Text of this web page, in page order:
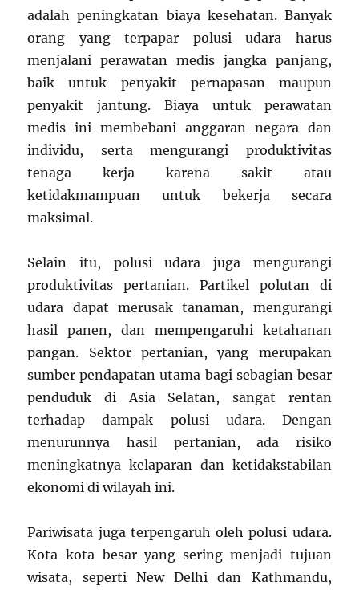
adalah peningkatan biaya kesehatan. Banyak
orang yang terpapar polusi udara harus
menjalani perawatan medis jangka panjang,
baik untuk penyakit pernapasan maupun
penyakit jantung. Biaya untuk perawatan
medis ini membebani anggaran negara dan
individu, serta mengurangi produktivitas
tenaga kerja karena sakit atau
ketidakmampuan untuk bekerja secara
maksimal.
Selain itu, polusi udara juga mengurangi
produktivitas pertanian. Partikel polutan di
udara dapat merusak tanaman, mengurangi
hasil panen, dan mempengaruhi ketahanan
pangan. Sektor pertanian, yang merupakan
sumber pendapatan utama bagi sebagian besar
penduduk di Asia Selatan, sangat rentan
terhadap dampak polusi udara. Dengan
menurunnya hasil pertanian, ada risiko
meningkatnya kelaparan dan ketidakstabilan
ekonomi di wilayah ini.
Pariwisata juga terpengaruh oleh polusi udara.
Kota-kota besar yang sering menjadi tujuan
wisata, seperti New Delhi dan Kathmandu,